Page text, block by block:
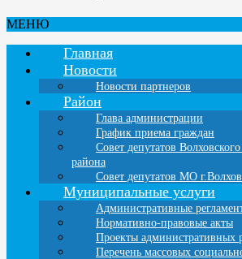
МЕНЮ
Главная
Новости
Новости партнеров
Район
Глава администрации
График приема граждан
Совет депутатов
района
Совет депутатов МО г.Волхов
Муниципальные услуги
Административные
Нормативно-правовые акты
Проекты административных
Перечень массовых